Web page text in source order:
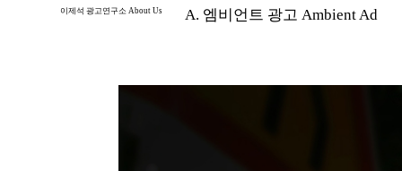
이제석 광고연구소 About Us A. 엠비언트 광고 Ambient Ad